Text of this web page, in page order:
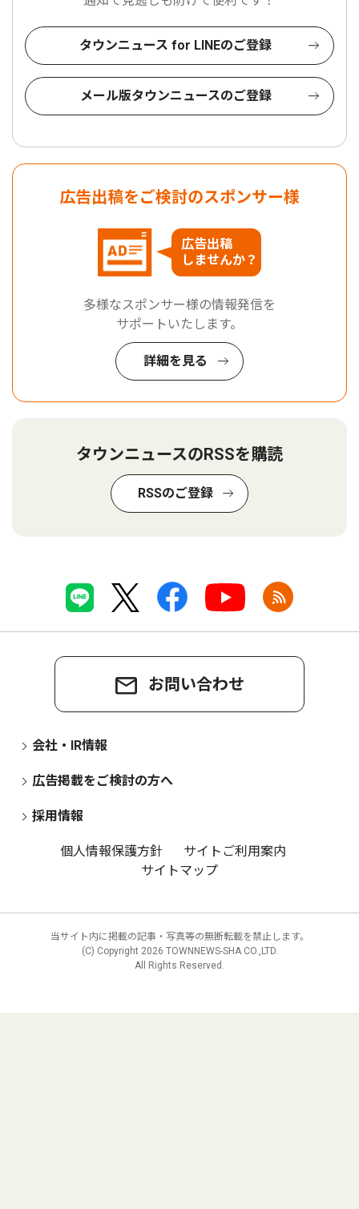
タウンニュース for LINEのご登録
メール版タウンニュースのご登録
広告出稿をご検討のスポンサー様
広告出稿
しませんか？
多様なスポンサー様の情報発信を
サポートいたします。
詳細を見る
タウンニュースのRSSを購読
RSSのご登録
お問い合わせ
会社・IR情報
広告掲載をご検討の方へ
採用情報
個人情報保護方針
サイトご利用案内
サイトマップ
当サイト内に掲載の記事・写真等の無断転載を禁止します。
(C) Copyright 2026 TOWNNEWS-SHA CO.,LTD.
All Rights Reserved.